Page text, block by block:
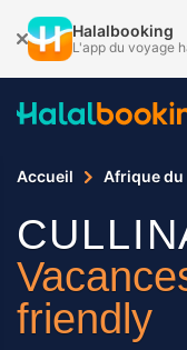
Halalbooking
L'app du voyage
Accueil Afrique du
friendly